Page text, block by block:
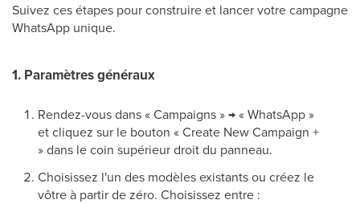
Suivez ces étapes pour construire et lancer votre campagne
WhatsApp unique.
1. Paramètres généraux
Rendez-vous dans « Campaigns » → « WhatsApp »
et cliquez sur le bouton « Create New Campaign +
» dans le coin supérieur droit du panneau.
Choisissez l'un des modèles existants ou créez le
vôtre à partir de zéro. Choisissez entre :